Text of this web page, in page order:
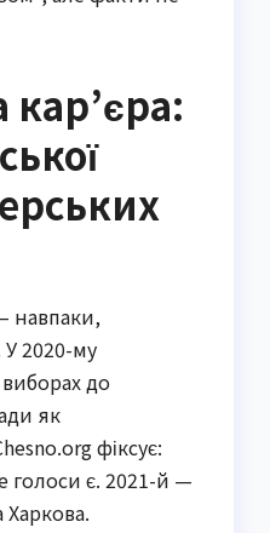
кар’єра:
навпаки,
У 2020-му
до
як
фіксує:
голоси є. 2021-й —
Харкова.